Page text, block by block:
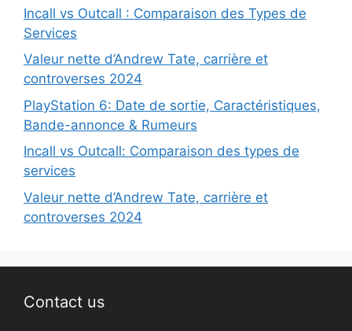
Incall vs Outcall : Comparaison des Types de
Services
Valeur nette d’Andrew Tate, carrière et
controverses 2024
PlayStation 6: Date de sortie, Caractéristiques,
Bande-annonce & Rumeurs
Incall vs Outcall: Comparaison des types de
services
Valeur nette d’Andrew Tate, carrière et
controverses 2024
Contact us